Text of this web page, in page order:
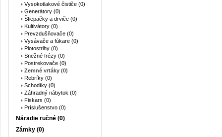
Vysokotlakové čističe (0)
Generátory (0)
Štiepačky a drviče (0)
Kultivátory (0)
Prevzdušňovače (0)
Vysávače a fúkare (0)
Plotostrihy (0)
Snežné frézy (0)
Postrekovače (0)
Zemné vrtáky (0)
Rebríky (0)
Schodíky (0)
Záhradný nábytok (0)
Fiskars (0)
Príslušenstvo (0)
Náradie ručné (0)
Zámky (0)